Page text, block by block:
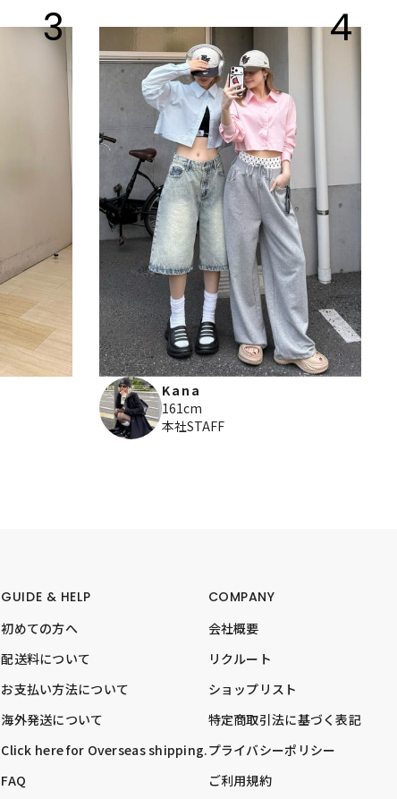
3 4
Kana
161cm
本社STAFF
GUIDE & HELP
初めての方へ
配送料について
お支払い方法について
海外発送について
Click here for Overseas shipping.
FAQ
COMPANY
会社概要
リクルート
ショップリスト
特定商取引法に基づく表記
プライバシーポリシー
ご利用規約